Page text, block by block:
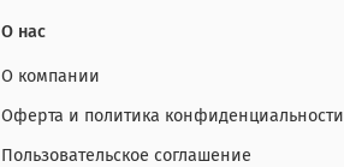
О нас
О компании
Оферта и политика конфиденциальности
Пользовательское соглашение